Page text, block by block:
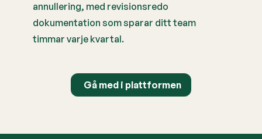
annullering, med revisionsredo
dokumentation som sparar ditt team
timmar varje kvartal.
Gå med i plattformen